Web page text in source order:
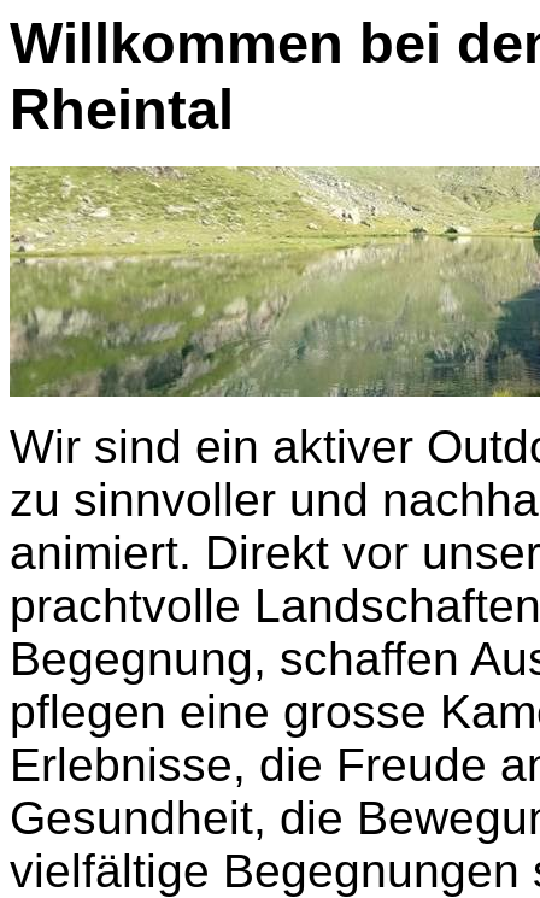
Willkommen bei
Rheintal
Wir sind ein aktiver
zu sinnvoller und
animiert. Direkt vor
prachtvolle
Begegnung, schaffen
pflegen eine grosse
Erlebnisse, die Freude
Gesundheit, die
vielfältige